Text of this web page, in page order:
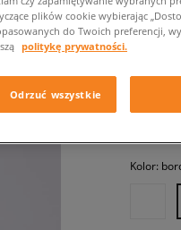
damskie,
Kolor:
plików cookie wybierając
do Twoich preferencji,
politykę prywatności.
Odrzuć wszystkie